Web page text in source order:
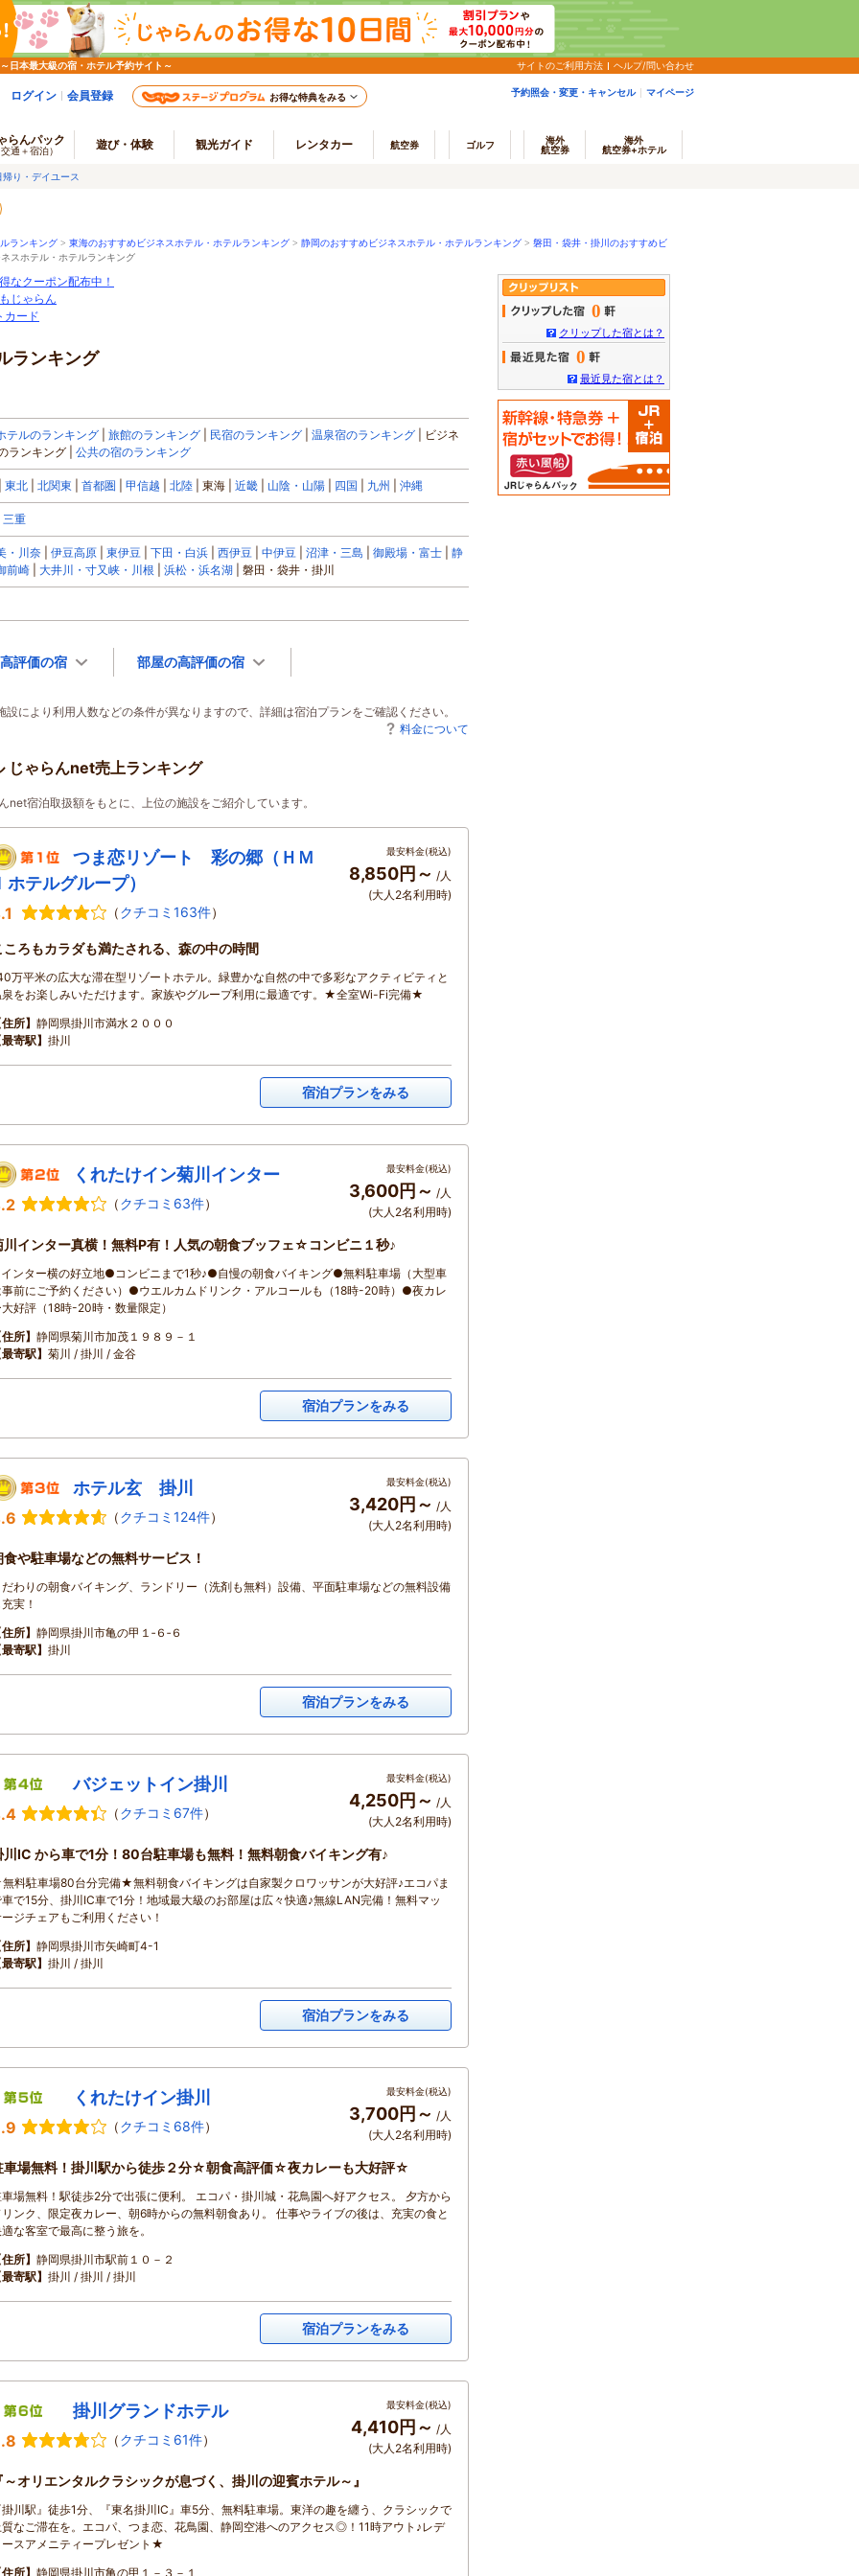
日本最大級の宿・ホテル予約サイト～ サイトのご利用方法 ヘルプ/問い合わせ
ログイン 会員登録 お得な特典をみる 予約照会・変更・キャンセル マイページ
らんパック
通＋宿泊） 遊び・体験 観光ガイド レンタカー 航空券 ゴルフ
海外
航空券
海外
航空券+ホテル
帰り・デイユース
ランキング > 東海のおすすめビジネスホテル・ホテルランキング > 静岡のおすすめビジネスホテル・ホテルランキング > 磐田・袋井・掛川のおすすめビ
スホテル・ホテルランキング
なクーポン配布中！
じゃらん
カード
ランキング
テルのランキング 旅館のランキング 民宿のランキング 温泉宿のランキング
ビジネ
ランキング
公共の宿のランキング
東北 北関東 首都圏 甲信越 北陸 東海 近畿 山陰・山陽 四国 九州 沖縄
三重
・川奈 伊豆高原 東伊豆 下田・白浜 西伊豆 中伊豆 沼津・三島 御殿場・富士
静
前崎
大井川・寸又峡・川根 浜松・浜名湖 磐田・袋井・掛川
評価の宿 部屋の高評価の宿
により利用人数などの条件が異なりますので、詳細は宿泊プランをご確認ください。
料金について
じゃらんnet売上ランキング
宿泊取扱額をもとに、上位の施設をご紹介しています。
つま恋リゾート 彩の郷（ＨＭ
ホテルグループ）
（クチコミ163件）
最安料金(税込)
8,850円～ /人
(大人2名利用時)
ころもカラダも満たされる、森の中の時間
万平米の広大な滞在型リゾートホテル。緑豊かな自然の中で多彩なアクティビティと
泉をお楽しみいただけます。家族やグループ利用に最適です。★全室Wi-Fi完備★
所】 静岡県掛川市満水２０００
寄駅】 掛川
宿泊プランをみる
くれたけイン菊川インター
（クチコミ63件）
最安料金(税込)
3,600円～ /人
(大人2名利用時)
川インター真横！無料P有！人気の朝食ブッフェ☆コンビニ１秒♪
ンター横の好立地●コンビニまで1秒♪●自慢の朝食バイキング●無料駐車場（大型車
前にご予約ください）●ウエルカムドリンク・アルコールも（18時-20時）●夜カレ
好評（18時-20時・数量限定）
所】 静岡県菊川市加茂１９８９－１
寄駅】 菊川 / 掛川 / 金谷
宿泊プランをみる
ホテル玄 掛川
（クチコミ124件）
最安料金(税込)
3,420円～ /人
(大人2名利用時)
食や駐車場などの無料サービス！
わりの朝食バイキング、ランドリー（洗剤も無料）設備、平面駐車場などの無料設備
実！
所】 静岡県掛川市亀の甲１‐６‐６
寄駅】 掛川
宿泊プランをみる
バジェットイン掛川
（クチコミ67件）
最安料金(税込)
4,250円～ /人
(大人2名利用時)
川IC から車で1分！80台駐車場も無料！無料朝食バイキング有♪
料駐車場80台分完備★無料朝食バイキングは自家製クロワッサンが大好評♪エコパま
で15分、掛川IC車で1分！地域最大級のお部屋は広々快適♪無線LAN完備！無料マッ
ジチェアもご利用ください！
所】 静岡県掛川市矢崎町4-1
寄駅】 掛川 / 掛川
宿泊プランをみる
くれたけイン掛川
（クチコミ68件）
最安料金(税込)
3,700円～ /人
(大人2名利用時)
車場無料！掛川駅から徒歩２分☆朝食高評価☆夜カレーも大好評☆
場無料！駅徒歩2分で出張に便利。 エコパ・掛川城・花鳥園へ好アクセス。 夕方から
ンク、限定夜カレー、朝6時からの無料朝食あり。 仕事やライブの後は、充実の食と
な客室で最高に整う旅を。
所】 静岡県掛川市駅前１０－２
寄駅】 掛川 / 掛川 / 掛川
宿泊プランをみる
掛川グランドホテル
（クチコミ61件）
最安料金(税込)
4,410円～ /人
(大人2名利用時)
～オリエンタルクラシックが息づく、掛川の迎賓ホテル～』
川駅』徒歩1分、『東名掛川IC』車5分、無料駐車場。東洋の趣を纏う、クラシックで
なご滞在を。エコパ、つま恋、花鳥園、静岡空港へのアクセス◎！11時アウト♪レデ
スアメニティープレゼント★
所】 静岡県掛川市亀の甲１－３－１
0
クリップした宿とは？
0
最近見た宿とは？